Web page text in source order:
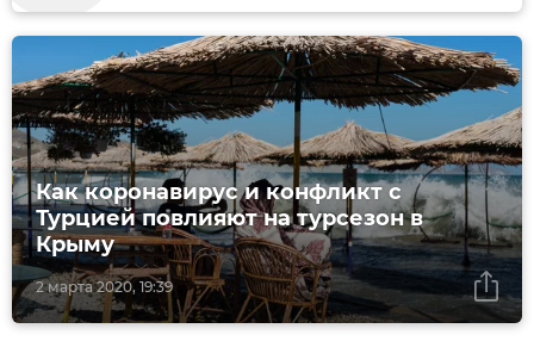
2 марта 2020, 19:39
Как коронавирус и конфликт с
Турцией повлияют на турсезон в
Крыму